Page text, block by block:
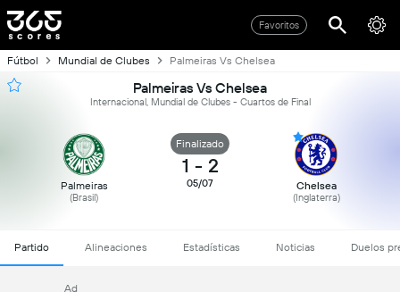
Favoritos
Fútbol Mundial de Clubes Palmeiras Vs Chelsea
Palmeiras Vs Chelsea
Internacional, Mundial de Clubes - Cuartos de Final
Palmeiras
(Brasil)
Finalizado
1 - 2
05/07 Chelsea
(Inglaterra)
Partido Alineaciones Estadísticas Noticias Duelos
Ad